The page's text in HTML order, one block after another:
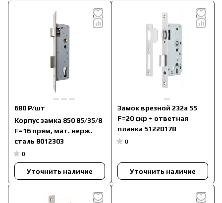
680 ₽/шт
Корпус замка 850 85/35/8
F=16 прям, мат. нерж.
сталь 8012303
0
Уточнить наличие
Замок врезной 232a 55
F=20 скр + ответная
планка 51220178
0
Уточнить наличие